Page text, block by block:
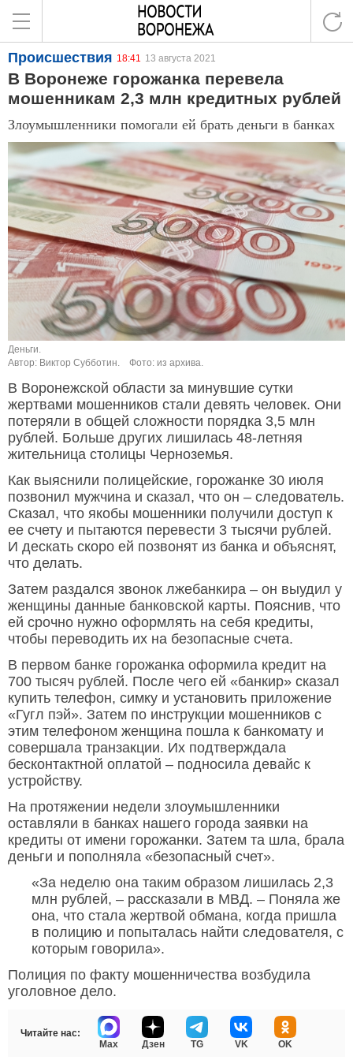
Происшествия 18:41 13 августа 2021
В Воронеже горожанка перевела
мошенникам 2,3 млн кредитных рублей
Злоумышленники помогали ей брать деньги в банках
Деньги.
Автор: Виктор Субботин.
Фото: из архива.
В Воронежской области за минувшие сутки
жертвами мошенников стали девять человек. Они
потеряли в общей сложности порядка 3,5 млн
рублей. Больше других лишилась 48-летняя
жительница столицы Черноземья.
Как выяснили полицейские, горожанке 30 июля
позвонил мужчина и сказал, что он – следователь.
Сказал, что якобы мошенники получили доступ к
ее счету и пытаются перевести 3 тысячи рублей.
И дескать скоро ей позвонят из банка и объяснят,
что делать.
Затем раздался звонок лжебанкира – он выудил у
женщины данные банковской карты. Пояснив, что
ей срочно нужно оформлять на себя кредиты,
чтобы переводить их на безопасные счета.
В первом банке горожанка оформила кредит на
700 тысяч рублей. После чего ей «банкир» сказал
купить телефон, симку и установить приложение
«Гугл пэй». Затем по инструкции мошенников с
этим телефоном женщина пошла к банкомату и
совершала транзакции. Их подтверждала
бесконтактной оплатой – подносила девайс к
устройству.
На протяжении недели злоумышленники
оставляли в банках нашего города заявки на
кредиты от имени горожанки. Затем та шла, брала
деньги и пополняла «безопасный счет».
«За неделю она таким образом лишилась 2,3
млн рублей, – рассказали в МВД. – Поняла же
она, что стала жертвой обмана, когда пришла
в полицию и попыталась найти следователя, с
которым говорила».
Полиция по факту мошенничества возбудила
уголовное дело.
Читайте нас:
Max
Дзен TG VK OK